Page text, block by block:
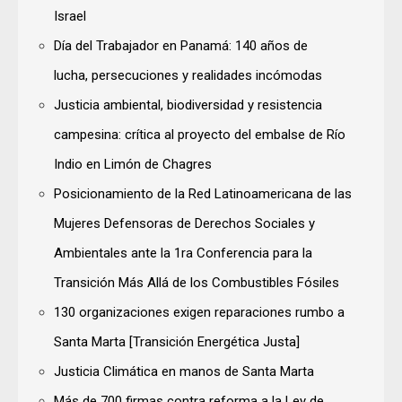
Israel
Día del Trabajador en Panamá: 140 años de
lucha, persecuciones y realidades incómodas
Justicia ambiental, biodiversidad y resistencia
campesina: crítica al proyecto del embalse de Río
Indio en Limón de Chagres
Posicionamiento de la Red Latinoamericana de las
Mujeres Defensoras de Derechos Sociales y
Ambientales ante la 1ra Conferencia para la
Transición Más Allá de los Combustibles Fósiles
130 organizaciones exigen reparaciones rumbo a
Santa Marta [Transición Energética Justa]
Justicia Climática en manos de Santa Marta